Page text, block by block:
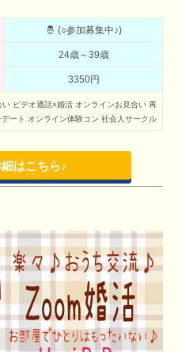
🤴 (○参加募集中♪)
24歳～39歳
3350円
い ビデオ通話×婚活 オンラインお見合い 再
ート オンライン体験コン 社会人サークル
はこちら♪